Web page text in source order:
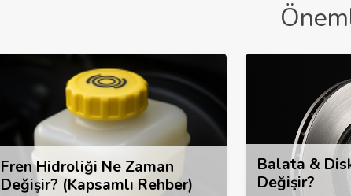
Fren Hidroliği Ne Zaman
Değişir? (Kapsamlı Rehber)
Balata &
Değişir?